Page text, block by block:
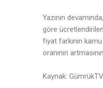
Yazının
göre
fiyat farkının
oranının
Kaynak: GümrükTV